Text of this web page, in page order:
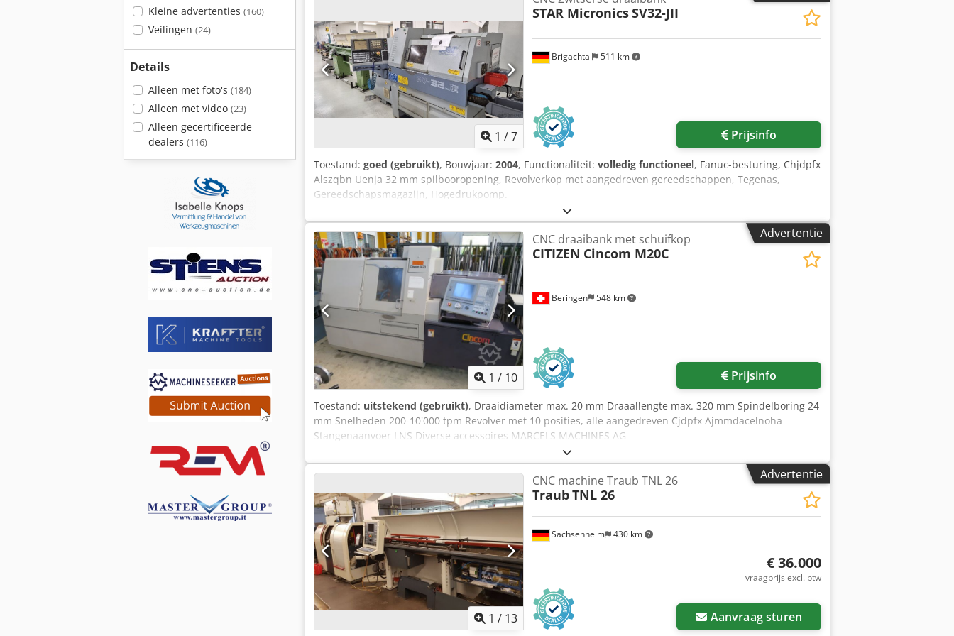
Kleine advertenties (160)
Veilingen (24)
Details
Alleen met foto's (184)
Alleen met video (23)
Alleen gecertificeerde
dealers (116)
gereedschap: Vermogen gereedschapsaandrijving: 1,1 kW Max. toerental: 6.000 omw/min
Gereedschappen: Aantal gereedschappen: tot 20 (waarvan enkele aangedreven) Aangedreven
gereedschappen: 4–6, geschikt voor frees-, boor- en draadsnijbewerkingen Gereedschapopname: ER-
spantangen of vergelijkbare systemen Achterbewerking: 4 stations IEMCA Smart 316 / 32L
stavenaanvoersysteem Bouwjaar: 2006 Stafdiameter: 5–32 [mm] Staflengte: 3.200 [mm] Kleine
blusinstallatie / Kraft und Bauer blussystemen Bedieningshandleiding Delenseparator
Spaanafvoer-/spoelsysteem Chedpfxozp Idaj Alnoa De machine kan op afspraak werkend worden
bezichtigd. Onder voorbehoud van wijzigingen en fouten in de technische gegevens, alsmede
1 /7
Brigachtal 511 km
STAR MicronicsSV32-JII
Prijsinfo
Toestand: goed (gebruikt), Bouwjaar: 2004, Functionaliteit: volledig functioneel, Fanuc-besturing, Chjdpfx
Alszqbn Uenja 32 mm spilbooropening, Revolverkop met aangedreven gereedschappen, Tegenas,
Gereedschapsmagazijn, Hogedrukpomp.
Advertentie
1 / 10
Beringen 548 km
CNC draaibank met schuifkop
CITIZEN Cincom M20C
Prijsinfo
Toestand: uitstekend (gebruikt), Draaidiameter max. 20 mm Draaallengte max. 320 mm Spindelboring 24
mm Snelheden 200-10'000 tpm Revolver met 10 posities, alle aangedreven Cjdpfx Ajmmdacelnoha
Stangenaanvoer LNS Diverse accessoires MARCELS MACHINES AG
Advertentie
1 / 13
Sachsenheim 430 km
CNC machine Traub TNL 26
TraubTNL 26
€ 36.000
vraagprijs excl. btw
Aanvraag sturen